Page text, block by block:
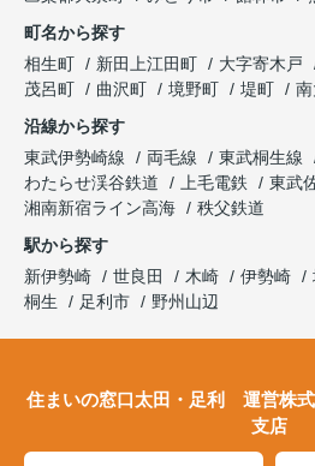
町名から探す
相生町
新田上江田町 大字寄木戸
茂呂町
曲沢町 境野町 堤町
沿線から探す
東武伊勢崎線
両毛線 東武桐生線
わたらせ渓谷鉄道
上毛電鉄 東武
湘南新宿ライン高海
秩父鉄道
駅から探す
新伊勢崎
世良田 木崎 伊勢崎
桐生
足利市 野州山辺
住まいの窓口太田・足利 運営株
支店